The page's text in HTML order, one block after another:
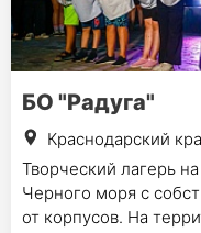
БО "Радуга"
Краснодарский
Творческий лагерь
Черного моря с
от корпусов. На